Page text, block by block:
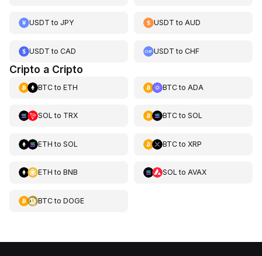
USDT to JPY USDT toAUD
USDT to CAD USDT toCHF
Cripto a Cripto
BTCto ETH BTCto ADA
SOL to TRX BTCto SOL
ETH to SOL BTCto XRP
ETH to BNB SOL to AVAX
BTCto DOGE